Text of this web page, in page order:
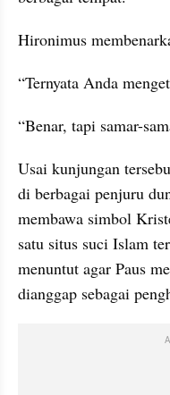
Hironimus
“Ternyata Anda
“Benar, tapi samar-
Usai kunjungan
di berbagai penjuru
membawa simbol
satu situs suci Islam
menuntut agar Paus
dianggap sebagai